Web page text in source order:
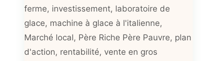
ferme, investissement, laboratoire de
glace, machine à glace à l'italienne,
Marché local, Père Riche Père Pauvre, plan
d'action, rentabilité, vente en gros